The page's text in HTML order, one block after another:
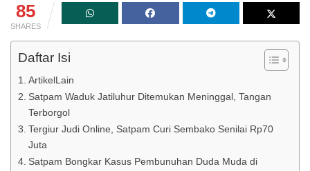
85
SHARES
Daftar Isi
ArtikelLain
Satpam Waduk Jatiluhur Ditemukan Meninggal, Tangan
Terborgol
Tergiur Judi Online, Satpam Curi Sembako Senilai Rp70
Juta
Satpam Bongkar Kasus Pembunuhan Duda Muda di